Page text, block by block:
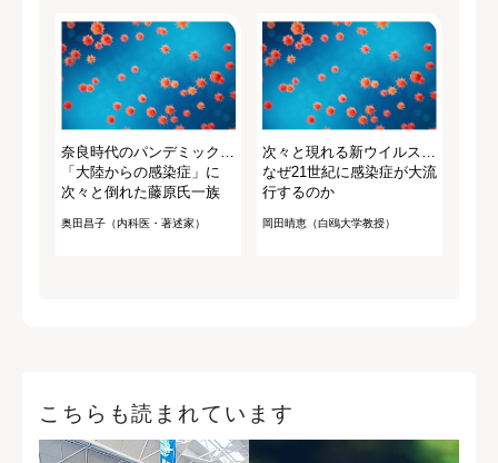
奈良時代のパンデミック…
「大陸からの感染症」に
次々と倒れた藤原氏一族
奥田昌子（内科医・著述家）
次々と現れる新ウイルス…
なぜ21世紀に感染症が大流
行するのか
岡田晴恵（白鴎大学教授）
こちらも読まれています